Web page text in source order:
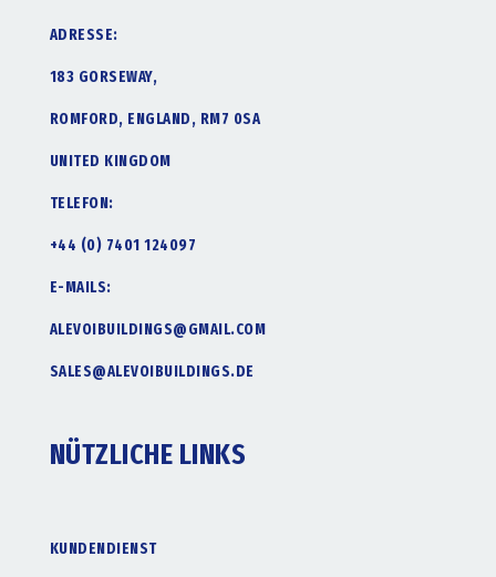
ADRESSE:
183 GORSEWAY,
ROMFORD, ENGLAND, RM7 0SA
UNITED KINGDOM
TELEFON:
+44 (0) 7401 124097
E-MAILS:
ALEVOIBUILDINGS@GMAIL.COM
SALES@ALEVOIBUILDINGS.DE
NÜTZLICHE LINKS
KUNDENDIENST